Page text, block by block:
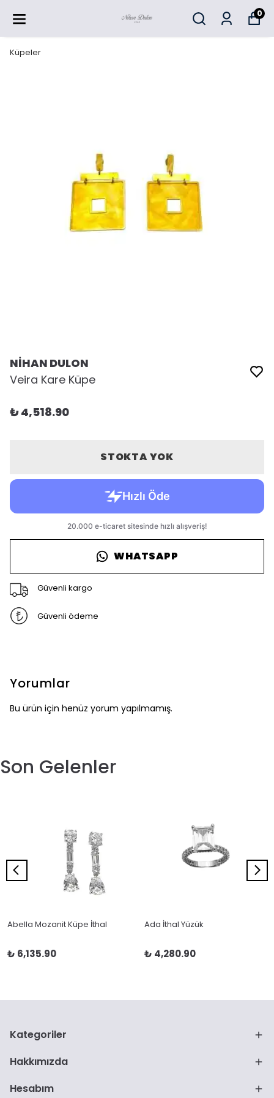
0
Küpeler
NİHAN DULON
Veira Kare Küpe
₺ 4,518.90
STOKTA YOK
WHATSAPP
Güvenli kargo
Güvenli ödeme
Yorumlar
Bu ürün için henüz yorum yapılmamış.
Son Gelenler
Abella Mozanit Küpe İthal
₺ 6,135.90
Ada İthal Yüzük
₺ 4,280.90
Kategoriler
Hakkımızda
Hesabım